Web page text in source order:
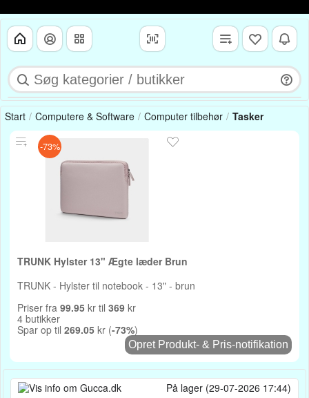
Start Computere & Software Computer tilbehør Tasker
-73%
TRUNK Hylster 13" Ægte læder Brun
TRUNK - Hylster til notebook - 13" - brun
Priser fra 99.95 kr til 369 kr
4 butikker
Spar op til 269.05 kr (-73%)
Opret Produkt- & Pris-notifikation
På lager (29-07-2026 17:44)